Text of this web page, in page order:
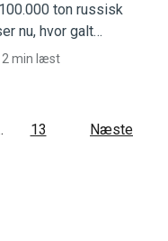
ton russisk
nu, hvor galt
2 min læst
13 Næste